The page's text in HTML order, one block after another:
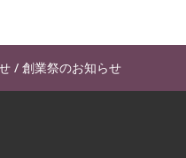
/ 創業祭のお知らせ